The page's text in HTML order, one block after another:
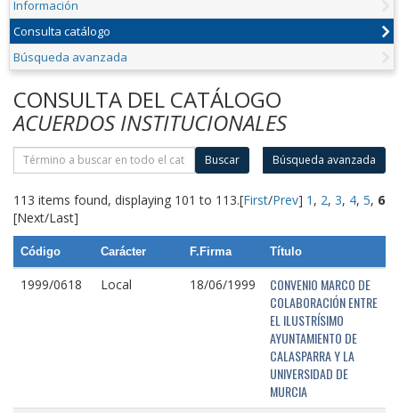
Información
Consulta catálogo
Búsqueda avanzada
CONSULTA DEL CATÁLOGO
ACUERDOS INSTITUCIONALES
Buscar Búsqueda avanzada
113 items found, displaying 101 to 113.[First/Prev] 1 , 2, 3, 4, 5, 6
[Next/Last]
Código Carácter F.Firma Título
1999/0618 Local 18/06/1999
CONVENIO MARCO DE
COLABORACIÓN ENTRE
EL ILUSTRÍSIMO
AYUNTAMIENTO DE
CALASPARRA Y LA
UNIVERSIDAD DE
MURCIA